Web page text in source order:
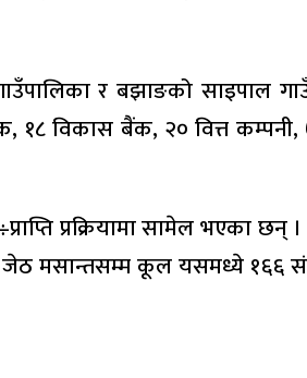
र बझाङको साइपाल
विकास बैंक, २० वित्त कम्पनी,
प्रक्रियामा सामेल भएका छन् ।
जेठ मसान्तसम्म कूल यसमध्ये